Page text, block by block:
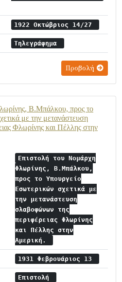
1922 Οκτώβριος 14/27
Τηλεγράφημα
Προβολή
Β.Μπάλκου, προς το
με την μετανάστευση
Φλωρίνης και Πέλλης στην
Επιστολή του Νομάρχη
Φλωρίνης, Β.Μπάλκου,
προς το Υπουργείο
Εσωτερικών σχετικά με
την μετανάστευση
σλαβοφώνων της
περιφέρειας Φλωρίνης
και Πέλλης στην
Αμερική.
1931 Φεβρουάριος 13
Επιστολή